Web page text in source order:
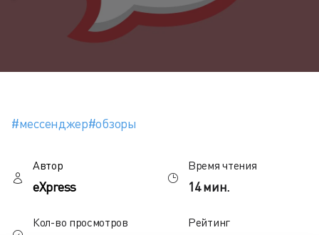
#мессенджер#обзоры
Автор
eXpress
Время чтения
14 мин.
Кол-во просмотров Рейтинг